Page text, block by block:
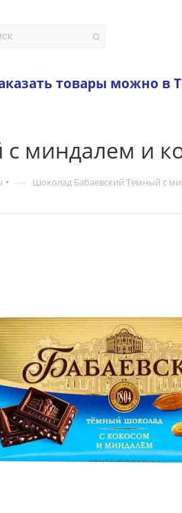
товары можно в
миндалем и
— Шоколад Бабаевский Темный с